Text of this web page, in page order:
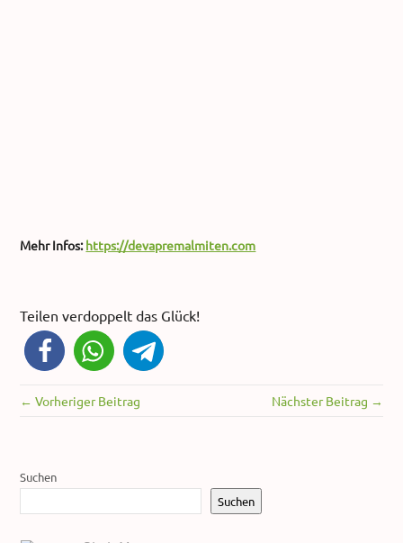
Mehr Infos:https://devapremalmiten.com
Teilen verdoppelt das Glück!
← Vorheriger Beitrag Nächster Beitrag →
Suchen
Suchen